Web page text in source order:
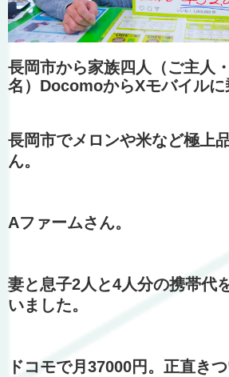
長岡市から家族四人（ご主人
名）DocomoからXモバイルに
長岡市でメロンや米など極上
ん。
Aファームさん。
妻と息子2人と4人分の携帯代
いました。
ドコモで月37000円。正直きつ